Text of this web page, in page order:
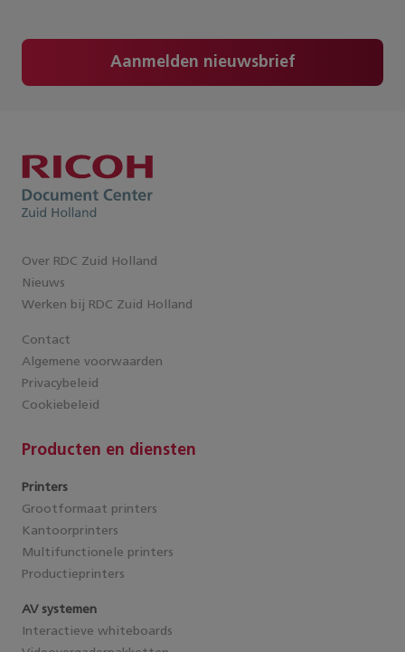
Aanmelden nieuwsbrief
Over RDC Zuid Holland
Nieuws
Werken bij RDC Zuid Holland
Contact
Algemene voorwaarden
Privacybeleid
Cookiebeleid
Producten en diensten
Printers
Grootformaat printers
Kantoorprinters
Multifunctionele printers
Productieprinters
AV systemen
Interactieve whiteboards